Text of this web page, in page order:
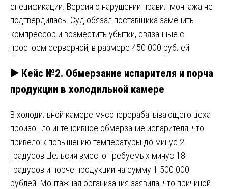
спецификации. Версия о нарушении правил монтажа не
подтвердилась. Суд обязал поставщика заменить
компрессор и возместить убытки, связанные с
простоем серверной, в размере 450 000 рублей.
▶️ Кейс №2. Обмерзание испарителя и порча
продукции в холодильной камере
В холодильной камере мясоперерабатывающего цеха
произошло интенсивное обмерзание испарителя, что
привело к повышению температуры до минус 2
градусов Цельсия вместо требуемых минус 18
градусов и порче продукции на сумму 1 500 000
рублей. Монтажная организация заявила, что причиной